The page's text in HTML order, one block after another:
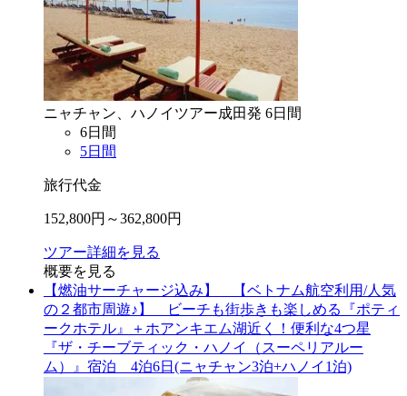
ニャチャン、ハノイ ツアー成田発 6日間
6日間
5日間
旅行代金
152,800円～362,800円
ツアー詳細を見る
概要を見る
【燃油サーチャージ込み】 【ベトナム航空利用/人気
の２都市周遊♪】 ビーチも街歩きも楽しめる『ポティ
ークホテル』＋ホアンキエム湖近く！便利な4つ星
『ザ・チーブティック・ハノイ（スーペリアルー
ム）』宿泊 4泊6日(ニャチャン3泊+ハノイ1泊)